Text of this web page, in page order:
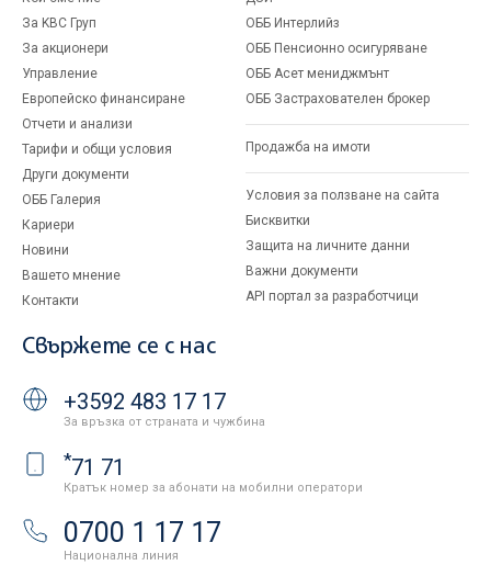
За KBC Груп
За акционери
Управление
Европейско финансиране
Отчети и анализи
Тарифи и общи условия
Други документи
ОББ Галерия
Кариери
Новини
Вашето мнение
Контакти
ОББ Интерлийз
ОББ Пенсионно осигуряване
ОББ Асет мениджмънт
ОББ Застрахователен брокер
Продажба на имоти
Условия за ползване на сайта
Бисквитки
Защита на личните данни
Важни документи
API портал за разработчици
Свържете се с нас
+3592 483 17 17
За връзка от страната и чужбина
*71 71
Кратък номер за абонати на мобилни оператори
0700 1 17 17
Национална линия